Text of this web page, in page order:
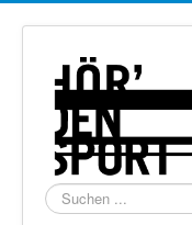
Suchen
...